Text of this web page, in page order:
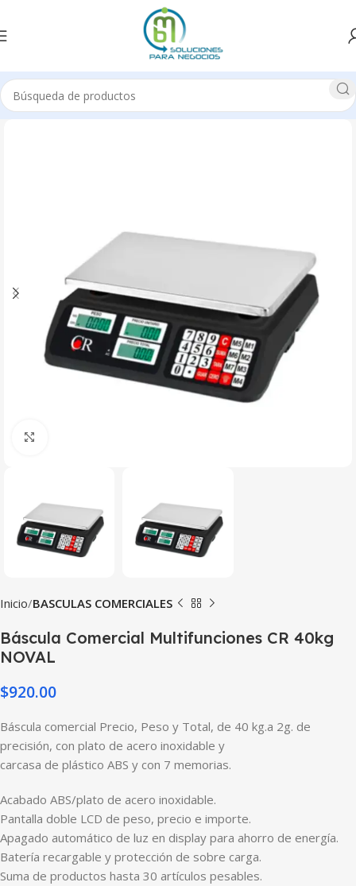
Inicio BASCULAS COMERCIALES
Báscula Comercial Multifunciones CR 40kg
NOVAL
$920.00
Báscula comercial Precio, Peso y Total, de 40 kg.a 2g. de
precisión, con plato de acero inoxidable y
carcasa de plástico ABS y con 7 memorias.
Acabado ABS/plato de acero inoxidable.
Pantalla doble LCD de peso, precio e importe.
Apagado automático de luz en display para ahorro de energía.
Batería recargable y protección de sobre carga.
Suma de productos hasta 30 artículos pesables.